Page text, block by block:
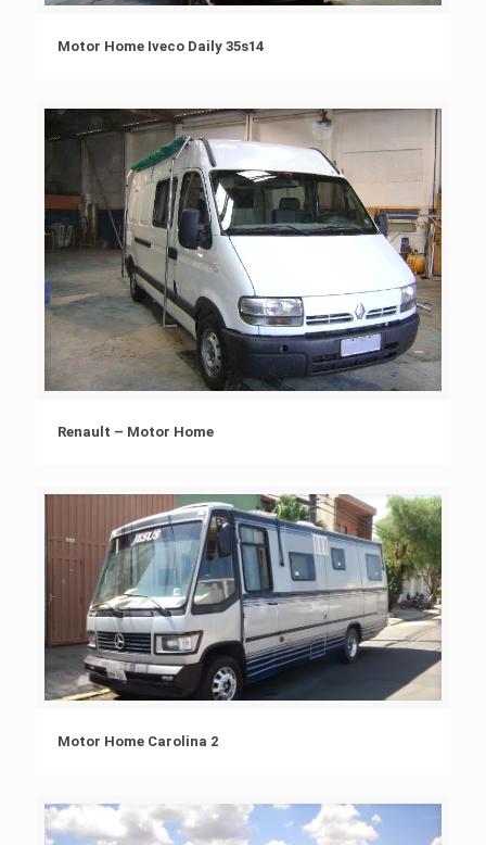
Motor Home Iveco Daily 35s14
Renault – Motor Home
Motor Home Carolina 2